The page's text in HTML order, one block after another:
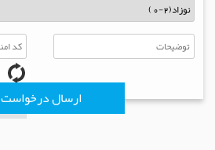
ارسال درخواست